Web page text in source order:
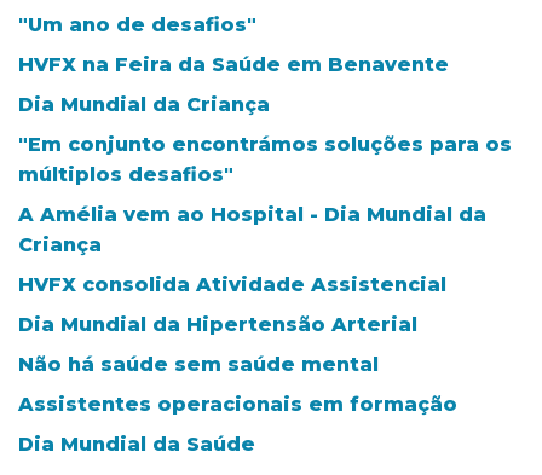
"Um ano de desafios"
HVFX na Feira da Saúde em Benavente
Dia Mundial da Criança
"Em conjunto encontrámos soluções para os
múltiplos desafios"
A Amélia vem ao Hospital - Dia Mundial da
Criança
HVFX consolida Atividade Assistencial
Dia Mundial da Hipertensão Arterial
Não há saúde sem saúde mental
Assistentes operacionais em formação
Dia Mundial da Saúde